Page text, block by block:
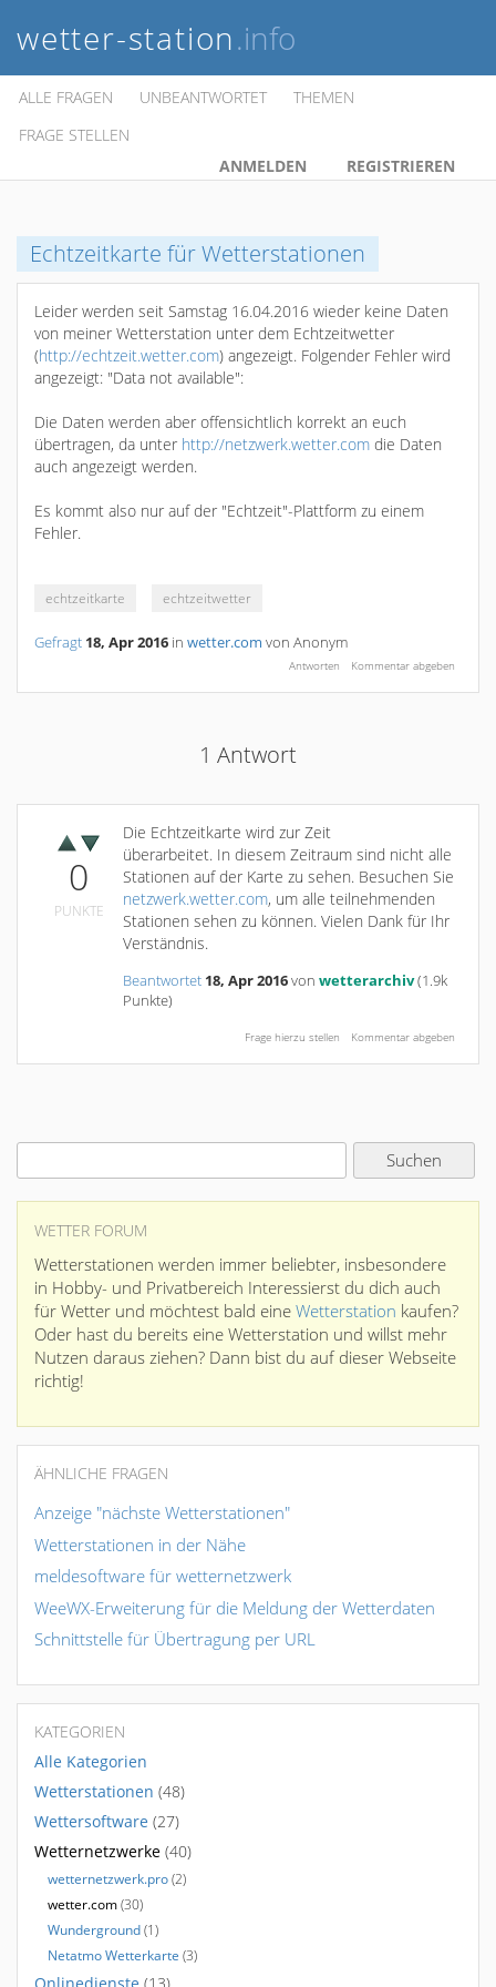
wetter-station.info
ALLE FRAGEN UNBEANTWORTET
THEMEN
FRAGE STELLEN
ANMELDEN
REGISTRIEREN
Echtzeitkarte für Wetterstationen
Leider werden seit Samstag 16.04.2016 wieder keine Daten
von meiner Wetterstation unter dem Echtzeitwetter
(http://echtzeit.wetter.com) angezeigt. Folgender Fehler wird
angezeigt: "Data not available":
Die Daten werden aber offensichtlich korrekt an euch
übertragen, da unter http://netzwerk.wetter.com die Daten
auch angezeigt werden.
Es kommt also nur auf der "Echtzeit"-Plattform zu einem
Fehler.
echtzeitkarte echtzeitwetter
Gefragt 18, Apr 2016 in wetter.com von Anonym
1 Antwort
0
PUNKTE
Die Echtzeitkarte wird zur Zeit
überarbeitet. In diesem Zeitraum sind nicht alle
Stationen auf der Karte zu sehen. Besuchen Sie
netzwerk.wetter.com, um alle teilnehmenden
Stationen sehen zu können. Vielen Dank für Ihr
Verständnis.
Beantwortet 18, Apr 2016von wetterarchiv(1.9k
Punkte)
WETTER FORUM
Wetterstationen werden immer beliebter, insbesondere
in Hobby- und Privatbereich Interessierst du dich auch
für Wetter und möchtest bald eine Wetterstation kaufen?
Oder hast du bereits eine Wetterstation und willst mehr
Nutzen daraus ziehen? Dann bist du auf dieser Webseite
richtig!
ÄHNLICHE FRAGEN
Anzeige "nächste Wetterstationen"
Wetterstationen in der Nähe
meldesoftware für wetternetzwerk
WeeWX-Erweiterung für die Meldung der Wetterdaten
Schnittstelle für Übertragung per URL
KATEGORIEN
Alle Kategorien
Wetterstationen (48)
Wettersoftware (27)
Wetternetzwerke (40)
wetternetzwerk.pro(2)
wetter.com(30)
Wunderground(1)
Netatmo Wetterkarte (3)